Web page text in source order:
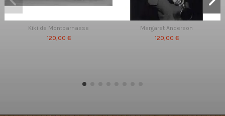
Kiki de Montparnasse
120,00 €
Margaret Anderson
120,00 €